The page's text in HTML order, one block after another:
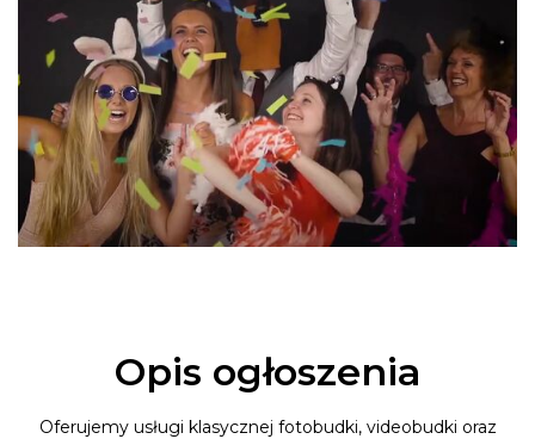
Opis ogłoszenia
Oferujemy usługi klasycznej fotobudki, videobudki oraz